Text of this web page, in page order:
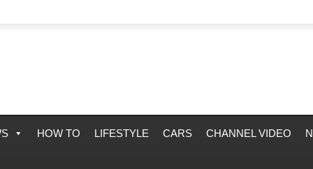
HOW TO LIFESTYLE CARS CHANNEL VIDEO